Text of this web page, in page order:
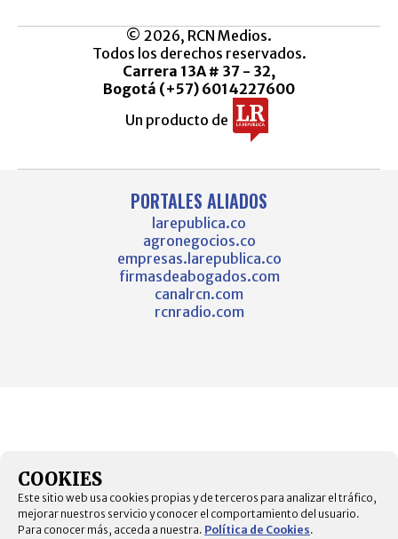
© 2026, RCN Medios.
Todos los derechos reservados.
Carrera 13A # 37 - 32,
Bogotá (+57) 6014227600
Un producto de
PORTALES ALIADOS
larepublica.co
agronegocios.co
empresas.larepublica.co
firmasdeabogados.com
canalrcn.com
rcnradio.com
COOKIES
Este sitio web usa cookies propias y de terceros para analizar el tráfico,
mejorar nuestros servicio y conocer el comportamiento del usuario.
Para conocer más, acceda a nuestra. Política de Cookies.